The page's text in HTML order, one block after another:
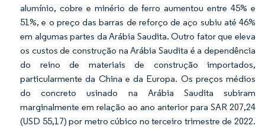
alumínio, cobre e minério de ferro aumentou entre 45% e
51%, e o preço das barras de reforço de aço subiu até 46%
em algumas partes da Arábia Saudita. Outro fator que eleva
os custos de construção na Arábia Saudita é a dependência
do reino de materiais de construção importados,
particularmente da China e da Europa. Os preços médios
do concreto usinado na Arábia Saudita subiram
marginalmente em relação ao ano anterior para SAR 207,24
(USD 55,17) por metro cúbico no terceiro trimestre de 2022.